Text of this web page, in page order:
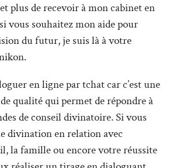
plus de recevoir à mon cabinet en
vous souhaitez mon aide pour
du futur, je suis là à votre
en ligne par tchat car c’est une
qualité qui permet de répondre à
de conseil divinatoire. Si vous
divination en relation avec
la famille ou encore votre réussite